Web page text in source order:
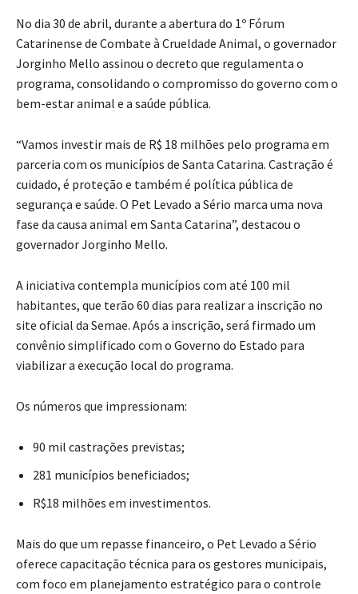
No dia 30 de abril, durante a abertura do 1º Fórum
Catarinense de Combate à Crueldade Animal, o governador
Jorginho Mello assinou o decreto que regulamenta o
programa, consolidando o compromisso do governo com o
bem-estar animal e a saúde pública.
“Vamos investir mais de R$ 18 milhões pelo programa em
parceria com os municípios de Santa Catarina. Castração é
cuidado, é proteção e também é política pública de
segurança e saúde. O Pet Levado a Sério marca uma nova
fase da causa animal em Santa Catarina”, destacou o
governador Jorginho Mello.
A iniciativa contempla municípios com até 100 mil
habitantes, que terão 60 dias para realizar a inscrição no
site oficial da Semae. Após a inscrição, será firmado um
convênio simplificado com o Governo do Estado para
viabilizar a execução local do programa.
Os números que impressionam:
90 mil castrações previstas;
281 municípios beneficiados;
R$18 milhões em investimentos.
Mais do que um repasse financeiro, o Pet Levado a Sério
oferece capacitação técnica para os gestores municipais,
com foco em planejamento estratégico para o controle